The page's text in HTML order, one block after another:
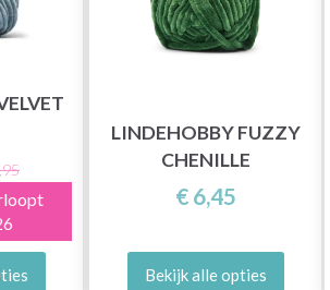
LINDEHOBBY FUZZY
CHENILLE
€ 6,45
Bekijk alle opties